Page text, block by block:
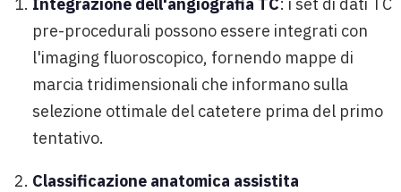
pre-procedurali possono essere integrati con
l'imaging fluoroscopico, fornendo mappe di
marcia tridimensionali che informano sulla
selezione ottimale del catetere prima del primo
tentativo.
Classificazione anatomica assistita